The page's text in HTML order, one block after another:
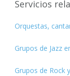
Servicios
Orquestas,
Grupos de Jazz
Grupos de Rock